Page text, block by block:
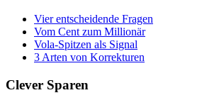
Vier entscheidende Fragen
Vom Cent zum Millionär
Vola-Spitzen als Signal
3 Arten von Korrekturen
Clever Sparen